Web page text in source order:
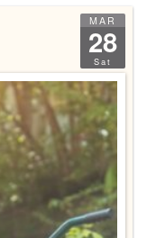
MAR
28
Sat